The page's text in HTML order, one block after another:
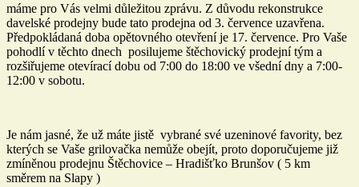
máme pro Vás velmi důležitou zprávu. Z důvodu rekonstrukce
davelské prodejny bude tato prodejna od 3. července uzavřena.
Předpokládaná doba opětovného otevření je 17. července. Pro Vaše
pohodlí v těchto dnech posilujeme štěchovický prodejní tým a
rozšiřujeme otevírací dobu od 7:00 do 18:00 ve všední dny a 7:00-
12:00 v sobotu.
Je nám jasné, že už máte jistě vybrané své uzeninové favority, bez
kterých se Vaše grilovačka nemůže obejít, proto doporučujeme již
zmíněnou prodejnu Štěchovice – Hradišťko Brunšov ( 5 km
směrem na Slapy )